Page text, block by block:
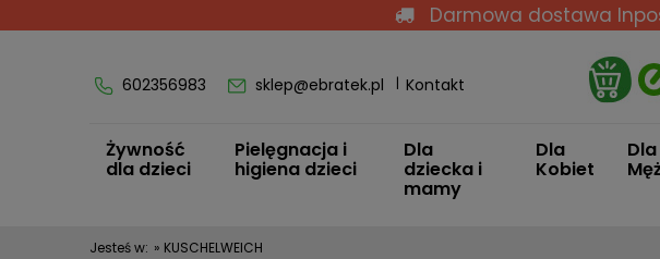
Darmowa dostawa
602356983 sklep@ebratek.pl Kontakt
Żywność
dla dzieci
Pielęgnacja i
higiena dzieci
Dla
dziecka i
mamy
Dla
Kobiet
Dla
Jesteś w: » KUSCHELWEICH